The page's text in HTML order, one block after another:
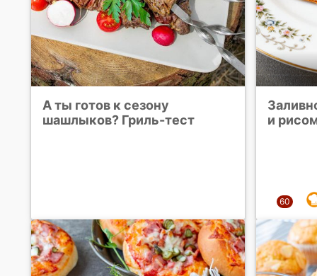
А ты готов к сезону
шашлыков? Гриль-тест
и